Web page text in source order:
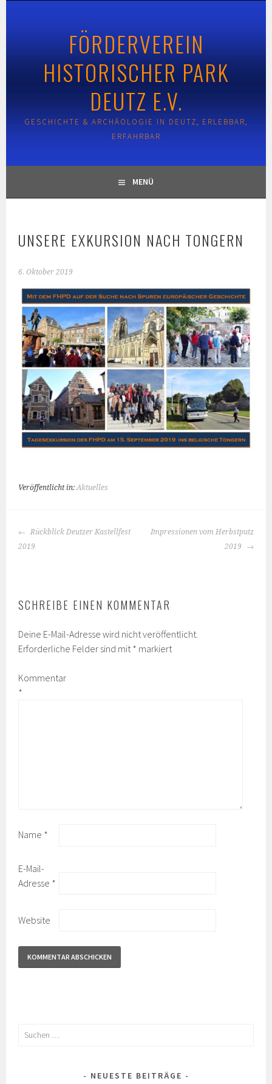
FÖRDERVEREIN
HISTORISCHER PARK
DEUTZ E.V.
GESCHICHTE & ARCHÄOLOGIE IN DEUTZ, ERLEBBAR,
ERFAHRBAR
MENÜ
UNSERE EXKURSION NACH TONGERN
6. Oktober 2019
Veröffentlicht in:Aktuelles
BEITRAGS-
NAVIGATION
Rückblick Deutzer Kastellfest
2019
Impressionen vom Herbstputz
2019
SCHREIBE EINEN KOMMENTAR
Deine E-Mail-Adresse wird nicht veröffentlicht.
Erforderliche Felder sind mit * markiert
Kommentar
*
Name *
E-Mail-
Adresse *
Website
Suchen
NEUESTE BEITRÄGE